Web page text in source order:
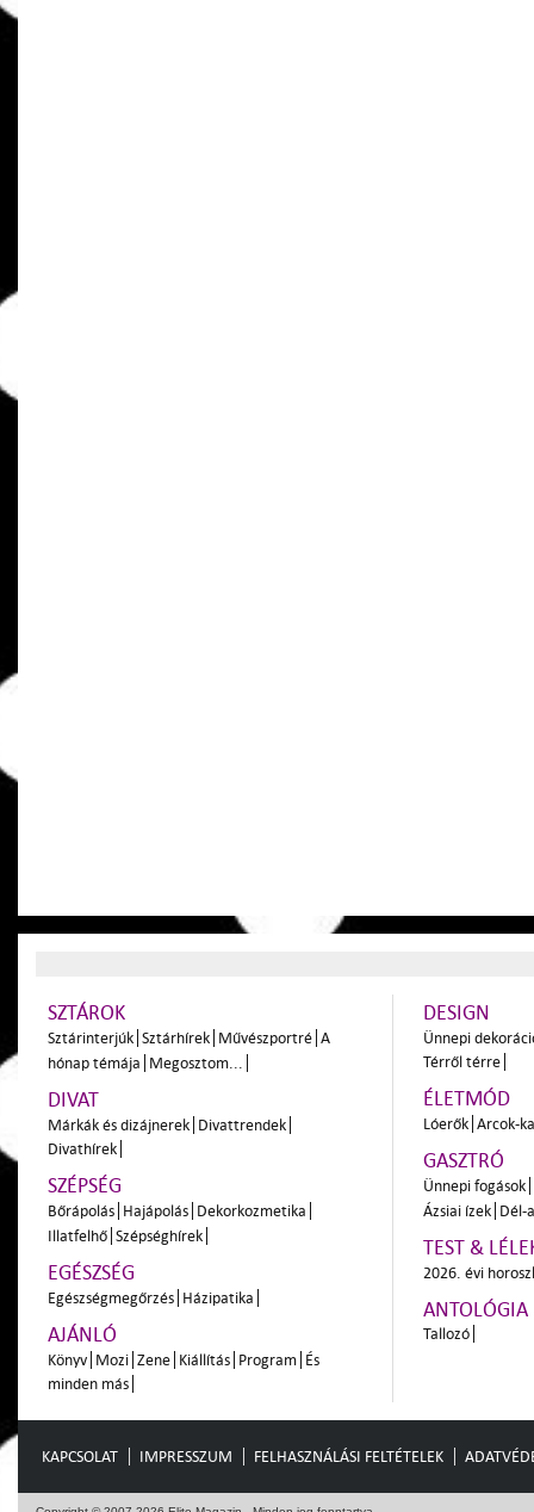
SZTÁROK
Sztárinterjúk Sztárhírek Művészportré A
hónap témája Megosztom...
DIVAT
Márkák és dizájnerek Divattrendek
Divathírek
SZÉPSÉG
Bőrápolás Hajápolás Dekorkozmetika
Illatfelhő Szépséghírek
EGÉSZSÉG
Egészségmegőrzés Házipatika
AJÁNLÓ
Könyv Mozi Zene Kiállítás Program És
minden más
DESIGN
Ünnepi
Térről térre
ÉLETMÓD
Lóerők Arcok-
GASZTRÓ
Ünnepi fogások
Ázsiai ízek Dél-
TEST &
2026. évi
ANTOLÓGIA
Tallozó
KAPCSOLAT IMPRESSZUM FELHASZNÁLÁSI FELTÉTELEK